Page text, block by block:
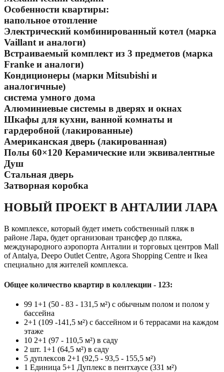
Особенности квартиры:
напольное отопление
Электрический комбинированный котел (марка
Vaillant и аналоги)
Встраиваемый комплект из 3 предметов (марка
Franke и аналоги)
Кондиционеры (марки Mitsubishi и
аналогичные)
система умного дома
Алюминиевые системы в дверях и окнах
Шкафы для кухни, ванной комнаты и
гардеробной (лакированные)
Американская дверь (лакированная)
Полы 60×120 Керамические или эквивалентные
Душ
Стальная дверь
Затворная коробка
НОВЫЙ ПРОЕКТ В АНТАЛИИ ЛАРА
В комплексе, который будет иметь собственный пляж в
районе Лара, будет организован трансфер до пляжа,
международного аэропорта Анталии и торговых центров Mall
of Antalya, Deepo Outlet Centre, Agora Shopping Centre и Ikea
специально для жителей комплекса.
Общее количество квартир в коллекции - 123:
99 1+1 (50 - 83 - 131,5 м²) с обычным полом и полом у
бассейна
2+1 (109 -141,5 м²) с бассейном и 6 террасами на каждом
этаже
10 2+1 (97 - 110,5 м²) в саду
2 шт. 1+1 (64,5 м²) в саду
5 дуплексов 2+1 (92,5 - 93,5 - 155,5 м²)
1 Единица 5+1 Дуплекс в пентхаусе (331 м²)